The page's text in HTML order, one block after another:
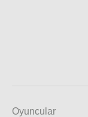
Oyuncular